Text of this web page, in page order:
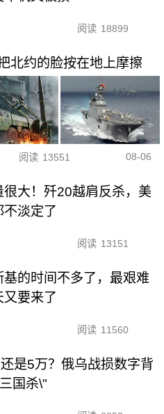
阅读 18899
北约的脸按在地上摩擦
阅读 13551 08-06
很大！歼20越肩反杀，美
不淡定了
阅读 13151
基的时间不多了，最艰难
又要来了
阅读 11560
是5万？俄乌战损数字背
国杀\"